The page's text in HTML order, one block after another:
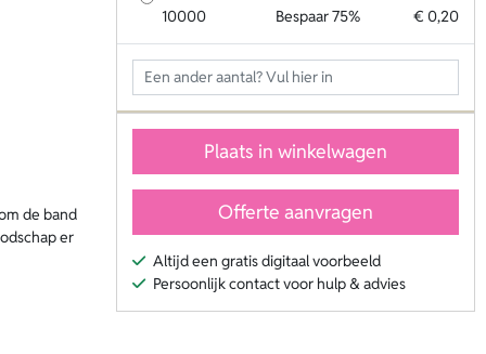
de band
er
10000 Bespaar 75% € 0,20
Plaats in winkelwagen
Offerte aanvragen
Altijd een gratis digitaal voorbeeld
Persoonlijk contact voor hulp & advies